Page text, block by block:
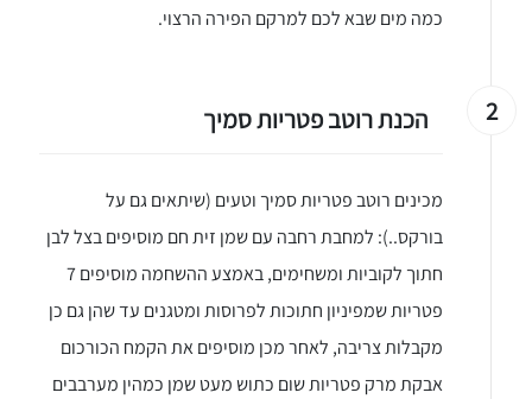
כמה מים שבא לכם למרקם הפירה הרצוי.
2 הכנת רוטב פטריות סמיך
מכינים רוטב פטריות סמיך וטעים (שיתאים גם על
בורקס..): למחבת רחבה עם שמן זית חם מוסיפים בצל לבן
חתוך לקוביות ומשחימים, באמצע ההשחמה מוסיפים 7
פטריות שמפיניון חתוכות לפרוסות ומטגנים עד שהן גם כן
מקבלות צריבה, לאחר מכן מוסיפים את הקמח הכורכום
אבקת מרק פטריות שום כתוש מעט שמן כמהין מערבבים